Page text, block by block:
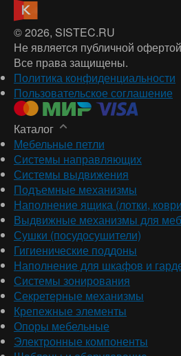
© 2026, SISTEC.RU
Не является публичной офертой
Все права защищены.
Политика конфиденциальности
Пользовательское соглашение
Каталог
Мебельные петли
Системы направляющих
Системы выдвижения
Подъемные механизмы
Наполнение ящика (лотки,
Выдвижные механизмы для
Сушки (посудосушители)
Гигиенические поддоны
Наполнение для шкафов и
Системы зонирования
Секретерные механизмы
Крепежные элементы
Опоры мебельные
Электронные компоненты